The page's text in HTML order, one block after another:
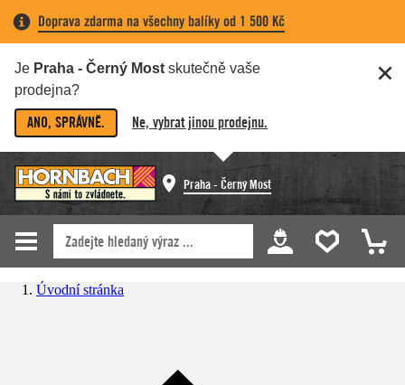
Doprava zdarma na všechny balíky od 1 500 Kč
Je Praha - Černý Most skutečně vaše
prodejna?
ANO, SPRÁVNĚ. Ne, vybrat jinou prodejnu.
Praha - Černý Most
Úvodní stránka